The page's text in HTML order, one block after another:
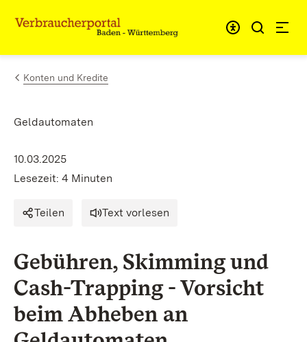
Zum Inhalt springen
Link zur Startseite
Konten und Kredite
Geldautomaten
10.03.2025
Lesezeit: 4 Minuten
Teilen Text vorlesen
Gebühren, Skimming und
Cash-Trapping - Vorsicht
beim Abheben an